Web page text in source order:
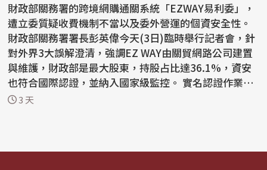
財政部關務署的跨境網購通關系統「EZWAY易利委」，
遭立委質疑收費機制不當以及委外營運的個資安全性。
財政部關務署署長彭英偉今天(3日)臨時舉行記者會，針
對外界3大誤解澄清，強調EZ WAY由關貿網路公司建置
與維護，財政部是最大股東，持股占比達36.1%，資安
也符合國際認證，並納入國家級監控。 實名認證作業系
統EZWa...
3 天